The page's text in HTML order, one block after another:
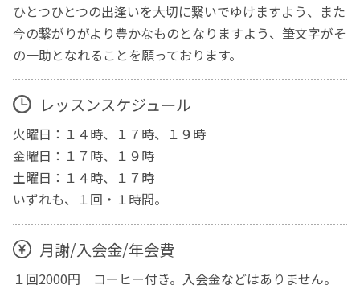
ひとつひとつの出逢いを大切に繋いでゆけますよう、また
今の繋がりがより豊かなものとなりますよう、筆文字がそ
の一助となれることを願っております。
レッスンスケジュール
火曜日：１４時、１７時、１９時
金曜日：１７時、１９時
土曜日：１４時、１７時
いずれも、１回・１時間。
月謝/入会金/年会費
１回2000円 コーヒー付き。入会金などはありません。